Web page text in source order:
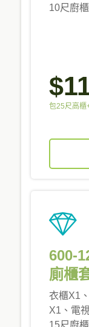
10尺廚
包25尺高櫃
600-
廁櫃
衣櫃X1
X1、電
15尺廚